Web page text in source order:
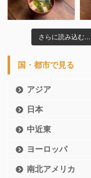
さらに読み込む...
国・都市で見る
アジア
日本
中近東
ヨーロッパ
南北アメリカ